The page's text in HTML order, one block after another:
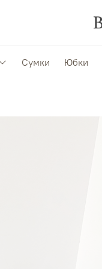
Сумки Юбки